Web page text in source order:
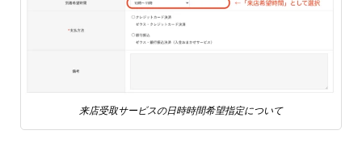
来店受取サービスの日時時間希望指定について